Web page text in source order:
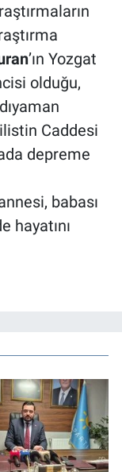
’ın Yozgat
olduğu,
Caddesi
depreme
babası
hayatını